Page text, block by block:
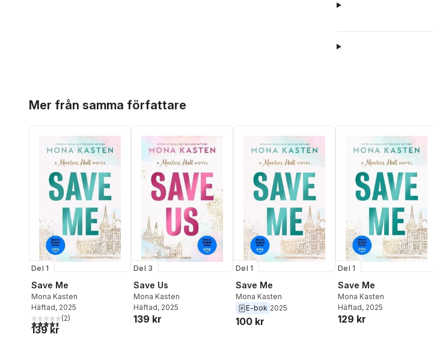
Mer från samma författare
Del 1
Save Me
Mona Kasten
Häftad, 2025
4,5utav 5 stjärnor. Totalt antal röster:
(2)
139 kr
Del 3
Save Us
Mona Kasten
Häftad, 2025
139 kr
Del 1
Save Me
Mona Kasten
E-bok 2025
100 kr
Del 1
Save Me
Mona Kasten
Häftad, 2025
129 kr